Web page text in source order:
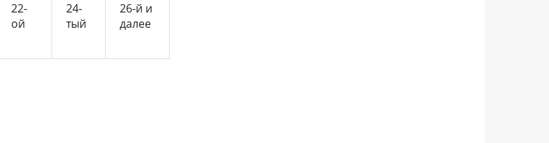
22-
ой
24-
тый
26-й и
далее